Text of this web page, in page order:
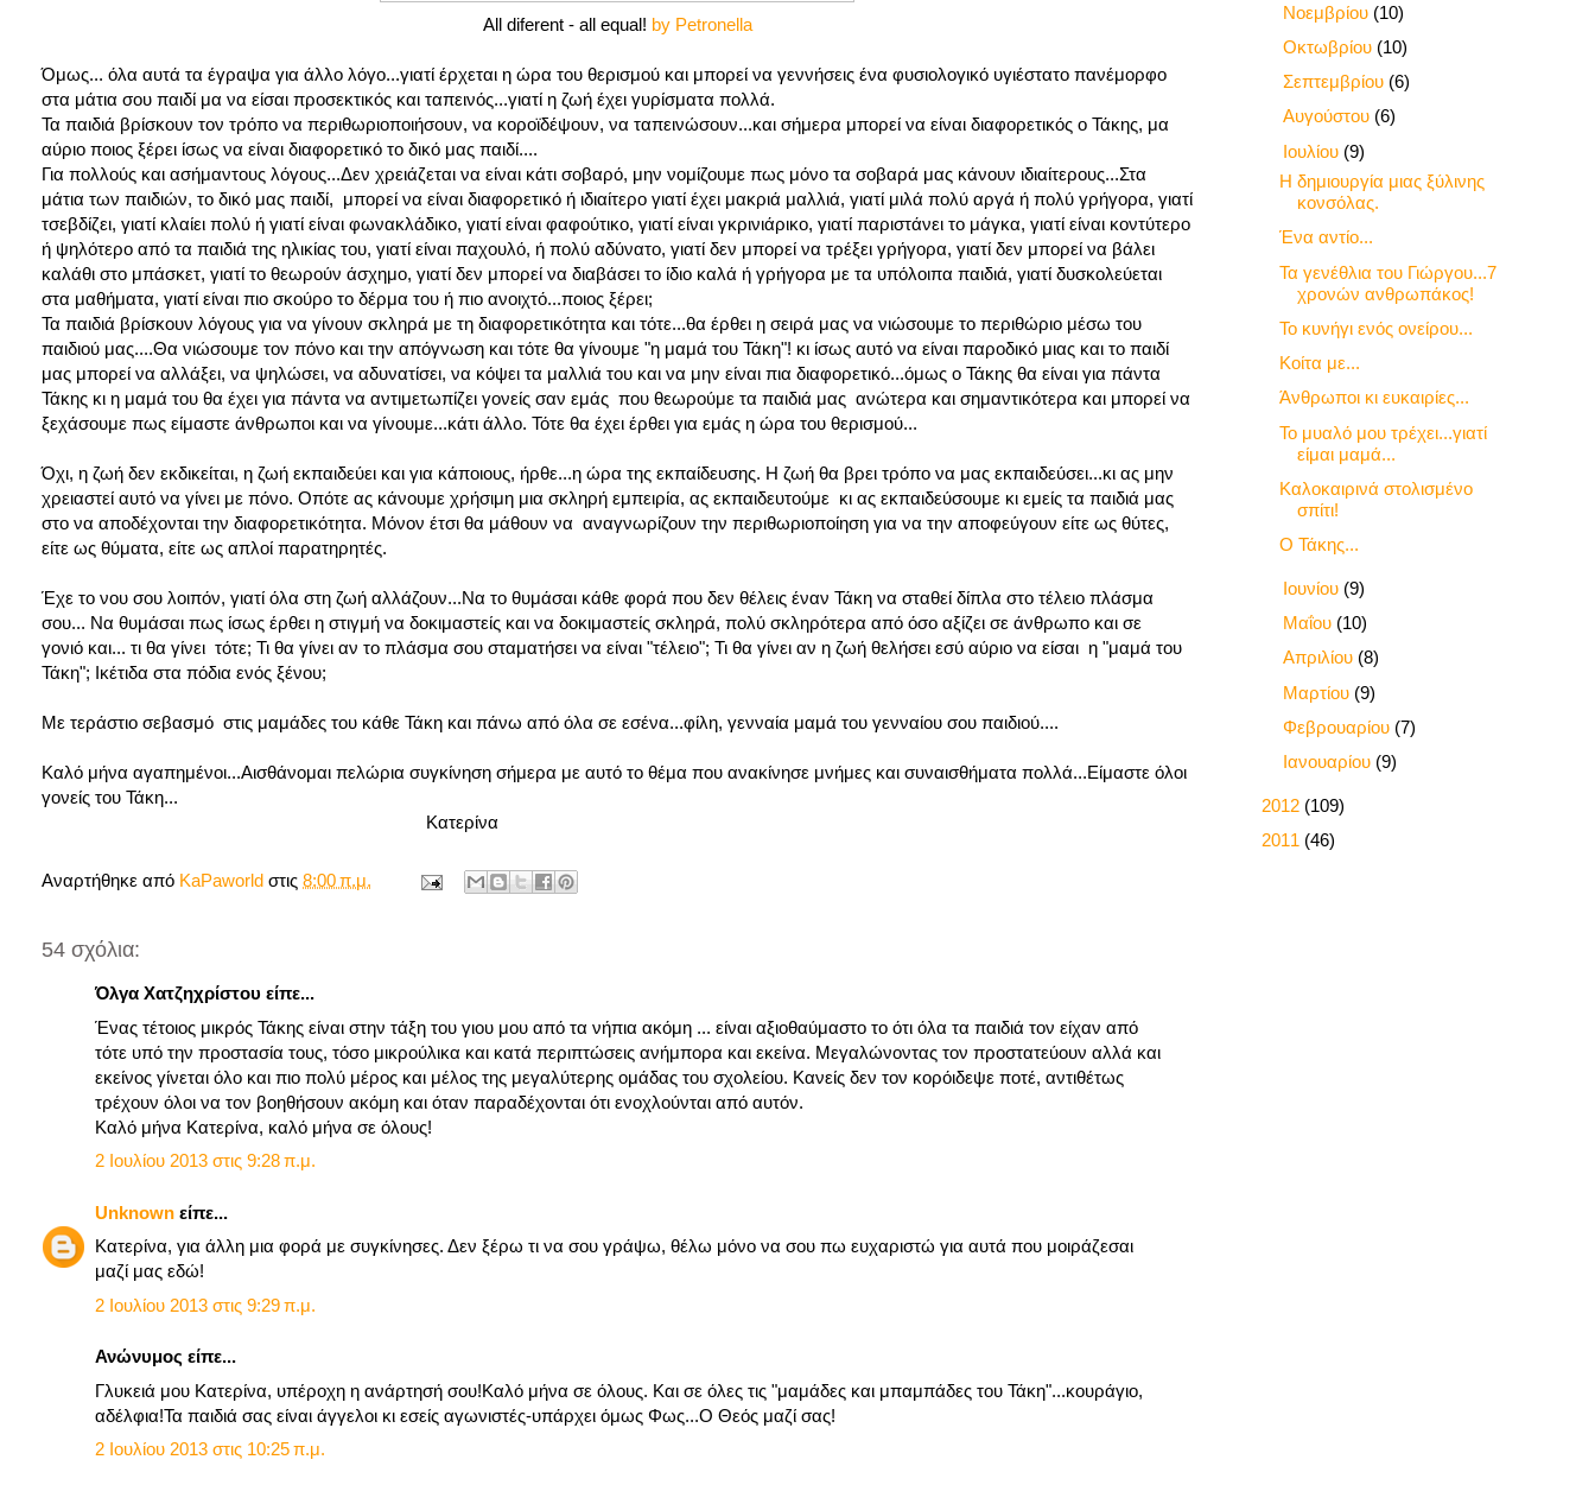
All diferent - all equal! by Petronella
Όμως... όλα αυτά τα έγραψα για άλλο λόγο...γιατί έρχεται η ώρα του θερισμού και μπορεί να γεννήσεις ένα φυσιολογικό υγιέστατο πανέμορφο
στα μάτια σου παιδί μα να είσαι προσεκτικός και ταπεινός...γιατί η ζωή έχει γυρίσματα πολλά.
Τα παιδιά βρίσκουν τον τρόπο να περιθωριοποιήσουν, να κοροϊδέψουν, να ταπεινώσουν...και σήμερα μπορεί να είναι διαφορετικός ο Τάκης, μα
αύριο ποιος ξέρει ίσως να είναι διαφορετικό το δικό μας παιδί....
Για πολλούς και ασήμαντους λόγους...Δεν χρειάζεται να είναι κάτι σοβαρό, μην νομίζουμε πως μόνο τα σοβαρά μας κάνουν ιδιαίτερους...Στα
μάτια των παιδιών, το δικό μας παιδί, μπορεί να είναι διαφορετικό ή ιδιαίτερο γιατί έχει μακριά μαλλιά, γιατί μιλά πολύ αργά ή πολύ γρήγορα, γιατί
τσεβδίζει, γιατί κλαίει πολύ ή γιατί είναι φωνακλάδικο, γιατί είναι φαφούτικο, γιατί είναι γκρινιάρικο, γιατί παριστάνει το μάγκα, γιατί είναι κοντύτερο
ή ψηλότερο από τα παιδιά της ηλικίας του, γιατί είναι παχουλό, ή πολύ αδύνατο, γιατί δεν μπορεί να τρέξει γρήγορα, γιατί δεν μπορεί να βάλει
καλάθι στο μπάσκετ, γιατί το θεωρούν άσχημο, γιατί δεν μπορεί να διαβάσει το ίδιο καλά ή γρήγορα με τα υπόλοιπα παιδιά, γιατί δυσκολεύεται
στα μαθήματα, γιατί είναι πιο σκούρο το δέρμα του ή πιο ανοιχτό...ποιος ξέρει;
Τα παιδιά βρίσκουν λόγους για να γίνουν σκληρά με τη διαφορετικότητα και τότε...θα έρθει η σειρά μας να νιώσουμε το περιθώριο μέσω του
παιδιού μας....Θα νιώσουμε τον πόνο και την απόγνωση και τότε θα γίνουμε "η μαμά του Τάκη"! κι ίσως αυτό να είναι παροδικό μιας και το παιδί
μας μπορεί να αλλάξει, να ψηλώσει, να αδυνατίσει, να κόψει τα μαλλιά του και να μην είναι πια διαφορετικό...όμως ο Τάκης θα είναι για πάντα
Τάκης κι η μαμά του θα έχει για πάντα να αντιμετωπίζει γονείς σαν εμάς που θεωρούμε τα παιδιά μας ανώτερα και σημαντικότερα και μπορεί να
ξεχάσουμε πως είμαστε άνθρωποι και να γίνουμε...κάτι άλλο. Τότε θα έχει έρθει για εμάς η ώρα του θερισμού...
Όχι, η ζωή δεν εκδικείται, η ζωή εκπαιδεύει και για κάποιους, ήρθε...η ώρα της εκπαίδευσης. Η ζωή θα βρει τρόπο να μας εκπαιδεύσει...κι ας μην
χρειαστεί αυτό να γίνει με πόνο. Οπότε ας κάνουμε χρήσιμη μια σκληρή εμπειρία, ας εκπαιδευτούμε κι ας εκπαιδεύσουμε κι εμείς τα παιδιά μας
στο να αποδέχονται την διαφορετικότητα. Μόνον έτσι θα μάθουν να αναγνωρίζουν την περιθωριοποίηση για να την αποφεύγουν είτε ως θύτες,
είτε ως θύματα, είτε ως απλοί παρατηρητές.
Έχε το νου σου λοιπόν, γιατί όλα στη ζωή αλλάζουν...Να το θυμάσαι κάθε φορά που δεν θέλεις έναν Τάκη να σταθεί δίπλα στο τέλειο πλάσμα
σου... Να θυμάσαι πως ίσως έρθει η στιγμή να δοκιμαστείς και να δοκιμαστείς σκληρά, πολύ σκληρότερα από όσο αξίζει σε άνθρωπο και σε
γονιό και... τι θα γίνει τότε; Τι θα γίνει αν το πλάσμα σου σταματήσει να είναι "τέλειο"; Τι θα γίνει αν η ζωή θελήσει εσύ αύριο να είσαι η "μαμά του
Τάκη"; Ικέτιδα στα πόδια ενός ξένου;
Με τεράστιο σεβασμό στις μαμάδες του κάθε Τάκη και πάνω από όλα σε εσένα...φίλη, γενναία μαμά του γενναίου σου παιδιού....
Καλό μήνα αγαπημένοι...Αισθάνομαι πελώρια συγκίνηση σήμερα με αυτό το θέμα που ανακίνησε μνήμες και συναισθήματα πολλά...Είμαστε όλοι
γονείς του Τάκη...
Κατερίνα
Αναρτήθηκε από KaPaworld στις 8:00 π.μ.
54 σχόλια:
Όλγα Χατζηχρίστου είπε...
Ένας τέτοιος μικρός Τάκης είναι στην τάξη του γιου μου από τα νήπια ακόμη ... είναι αξιοθαύμαστο το ότι όλα τα παιδιά τον είχαν από
τότε υπό την προστασία τους, τόσο μικρούλικα και κατά περιπτώσεις ανήμπορα και εκείνα. Μεγαλώνοντας τον προστατεύουν αλλά και
εκείνος γίνεται όλο και πιο πολύ μέρος και μέλος της μεγαλύτερης ομάδας του σχολείου. Κανείς δεν τον κορόιδεψε ποτέ, αντιθέτως
τρέχουν όλοι να τον βοηθήσουν ακόμη και όταν παραδέχονται ότι ενοχλούνται από αυτόν.
Καλό μήνα Κατερίνα, καλό μήνα σε όλους!
2 Ιουλίου 2013 στις 9:28 π.μ.
Unknown είπε...
Κατερίνα, για άλλη μια φορά με συγκίνησες. Δεν ξέρω τι να σου γράψω, θέλω μόνο να σου πω ευχαριστώ για αυτά που μοιράζεσαι
μαζί μας εδώ!
2 Ιουλίου 2013 στις 9:29 π.μ.
Ανώνυμος είπε...
Γλυκειά μου Κατερίνα, υπέροχη η ανάρτησή σου!Καλό μήνα σε όλους. Και σε όλες τις "μαμάδες και μπαμπάδες του Τάκη"...κουράγιο,
αδέλφια!Τα παιδιά σας είναι άγγελοι κι εσείς αγωνιστές-υπάρχει όμως Φως...Ο Θεός μαζί σας!
2 Ιουλίου 2013 στις 10:25 π.μ.
Νοεμβρίου (10)
Οκτωβρίου (10)
Σεπτεμβρίου (6)
Αυγούστου (6)
Ιουλίου (9)
Η δημιουργία μιας ξύλινης
κονσόλας.
Ένα αντίο...
Τα γενέθλια του Γιώργου...7
χρονών ανθρωπάκος!
Το κυνήγι ενός ονείρου...
Κοίτα με...
Άνθρωποι κι ευκαιρίες...
Το μυαλό μου τρέχει...γιατί
είμαι μαμά...
Καλοκαιρινά στολισμένο
σπίτι!
Ο Τάκης...
Ιουνίου (9)
Μαΐου (10)
Απριλίου (8)
Μαρτίου (9)
Φεβρουαρίου (7)
Ιανουαρίου (9)
2012 (109)
2011 (46)